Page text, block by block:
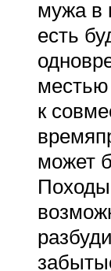
мужа в
есть
местью
к
может